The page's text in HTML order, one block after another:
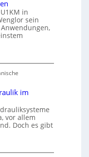
in
sein
im
vor allem
Doch es gibt